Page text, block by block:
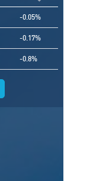
-0.05%
-0.17%
-0.8%